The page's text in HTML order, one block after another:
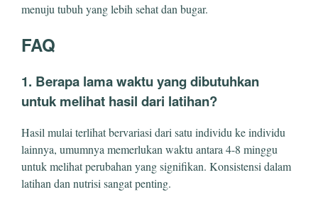
menuju tubuh yang lebih sehat dan bugar.
FAQ
1. Berapa lama waktu yang dibutuhkan
untuk melihat hasil dari latihan?
Hasil mulai terlihat bervariasi dari satu individu ke individu
lainnya, umumnya memerlukan waktu antara 4-8 minggu
untuk melihat perubahan yang signifikan. Konsistensi dalam
latihan dan nutrisi sangat penting.